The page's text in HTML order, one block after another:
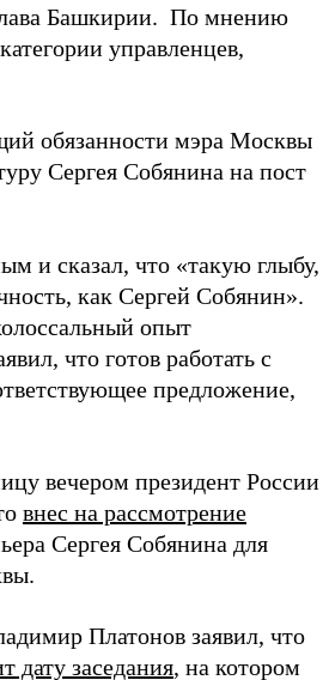
Башкирии. По мнению
управленцев,
обязанности мэра Москвы
Сергея Собянина на пост
и сказал, что «такую глыбу,
как Сергей Собянин».
опыт
что готов работать с
предложение,
вечером президент России
внес на рассмотрение
Сергея Собянина для
Платонов заявил, что
дату заседания, на котором